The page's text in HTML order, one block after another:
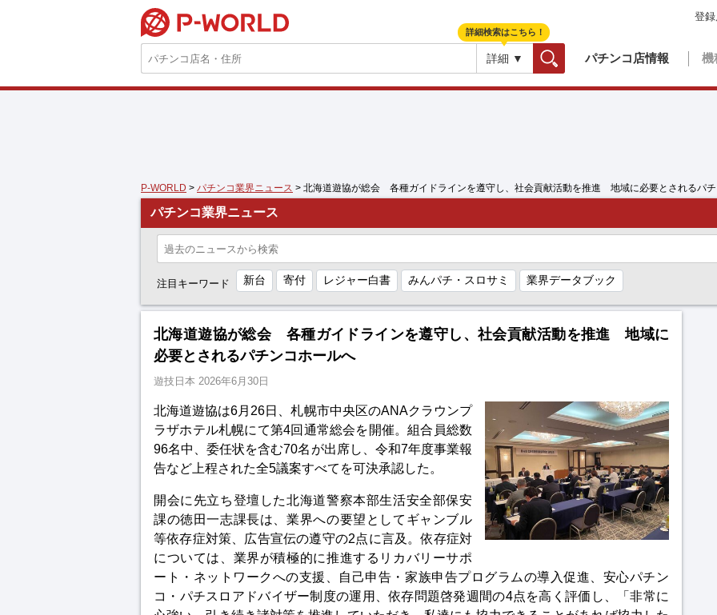
詳細 ▼ パチンコ店情報 機
登
詳細検索はこちら！
P-WORLD > パチンコ業界ニュース > 北海道遊協が総会 各種ガイドラインを遵守し、社会貢献活動を推進 地域に必要とされるパ
パチンコ業界ニュース
注目キーワード 新台 寄付 レジャー白書 みんパチ・スロサミ 業界データブック
北海道遊協が総会 各種ガイドラインを遵守し、社会貢献活動を推進 地域に
必要とされるパチンコホールへ
遊技日本 2026年6月30日
北海道遊協は6月26日、札幌市中央区のANAクラウンプ
ラザホテル札幌にて第4回通常総会を開催。組合員総数
96名中、委任状を含む70名が出席し、令和7年度事業報
告など上程された全5議案すべてを可決承認した。
開会に先立ち登壇した北海道警察本部生活安全部保安
課の徳田一志課長は、業界への要望としてギャンブル
等依存症対策、広告宣伝の遵守の2点に言及。依存症対
については、業界が積極的に推進するリカバリーサポ
ート・ネットワークへの支援、自己申告・家族申告プログラムの導入促進、安心パチン
コ・パチスロアドバイザー制度の運用、依存問題啓発週間の4点を高く評価し、「非常に